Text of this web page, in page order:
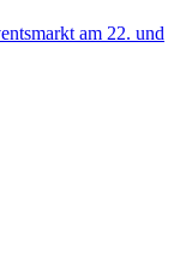
am 22. und